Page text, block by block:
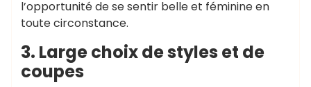
l’opportunité de se sentir belle et féminine en
toute circonstance.
3. Large choix de styles et de
coupes